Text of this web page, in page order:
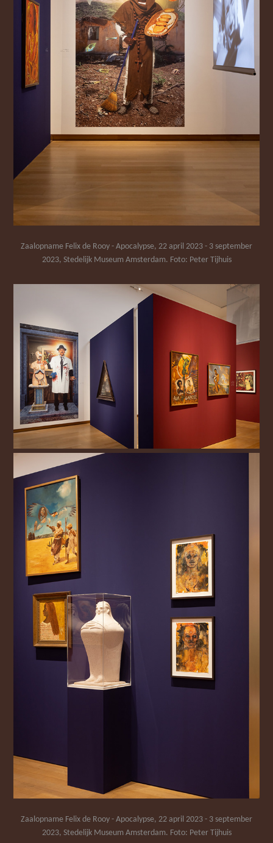
Zaalopname Felix de Rooy - Apocalypse, 22 april 2023 - 3 september
2023, Stedelijk Museum Amsterdam. Foto: Peter Tijhuis
Zaalopname Felix de Rooy - Apocalypse, 22 april 2023 - 3 september
2023, Stedelijk Museum Amsterdam. Foto: Peter Tijhuis